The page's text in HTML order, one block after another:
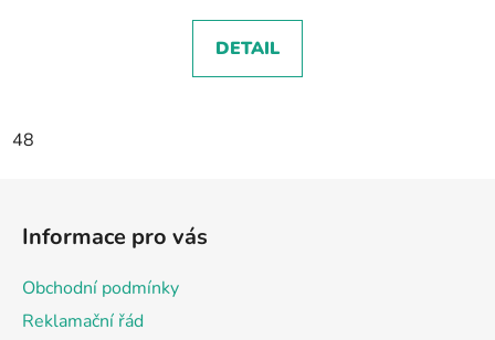
DETAIL
48
Informace pro vás
Obchodní podmínky
Reklamační řád